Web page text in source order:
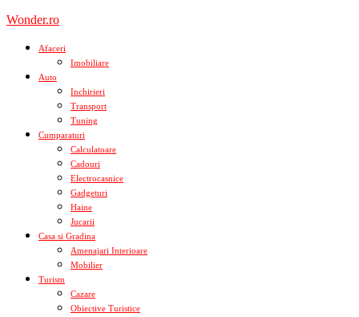
Skip
content
Wonder.ro
Afaceri
Imobiliare
Auto
Inchirieri
Transport
Tuning
Cumparaturi
Calculatoare
Cadouri
Electrocasnice
Gadgeturi
Haine
Jucarii
Casa si Gradina
Amenajari Interioare
Mobilier
Turism
Cazare
Obiective Turistice